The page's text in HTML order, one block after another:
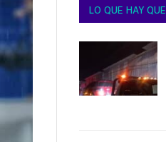
LO QUE HAY QUE